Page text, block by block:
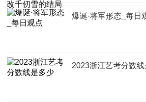
爆诞·将军形态_每日
2023浙江艺考分数